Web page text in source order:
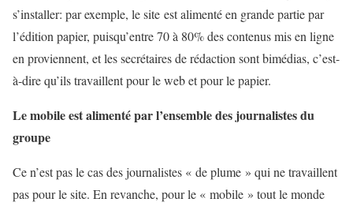
s’installer: par exemple, le site est alimenté en grande partie par
l’édition papier, puisqu’entre 70 à 80% des contenus mis en ligne
en proviennent, et les secrétaires de rédaction sont bimédias, c’est-
à-dire qu’ils travaillent pour le web et pour le papier.
Le mobile est alimenté par l’ensemble des journalistes du
groupe
Ce n’est pas le cas des journalistes « de plume » qui ne travaillent
pas pour le site. En revanche, pour le « mobile » tout le monde